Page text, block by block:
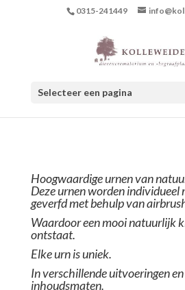
0315-241449
Selecteer een pagina
Hoogwaardige urnen van
Deze urnen worden individueel
geverfd met behulp van
Waardoor een mooi natuurlijk
ontstaat.
Elke urn is uniek.
In verschillende uitvoeringen
inhoudsmaten.